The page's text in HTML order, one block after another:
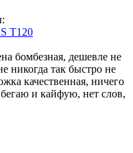
T120
бомбезная, дешевле не
никогда так быстро не
качественная, ничего
и кайфую, нет слов,